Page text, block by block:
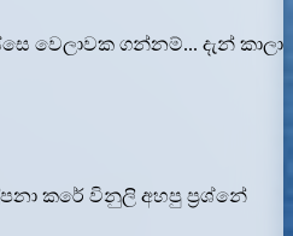
වෙලාවක ගන්නම්... දැන් කාලා
කරේ විනුලි අහපු ප්‍රශ්නේ